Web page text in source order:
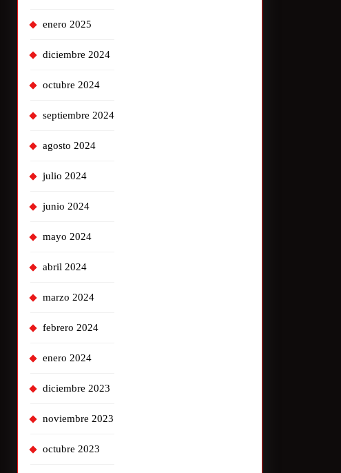
enero 2025
diciembre 2024
octubre 2024
septiembre 2024
agosto 2024
julio 2024
junio 2024
mayo 2024
abril 2024
marzo 2024
febrero 2024
enero 2024
diciembre 2023
noviembre 2023
octubre 2023